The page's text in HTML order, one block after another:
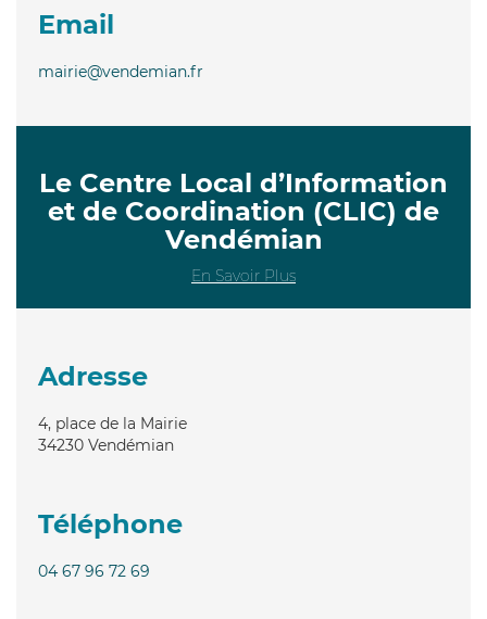
Email
mairie@vendemian.fr
Le Centre Local d’Information
et de Coordination (CLIC) de
Vendémian
En Savoir Plus
Adresse
4, place de la Mairie
34230 Vendémian
Téléphone
04 67 96 72 69